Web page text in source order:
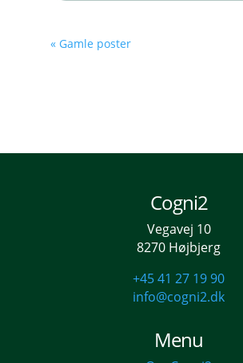
« Gamle poster
Cogni2
Vegavej 10
8270 Højbjerg
+45 41 27 19 90
info@cogni2.dk
Menu